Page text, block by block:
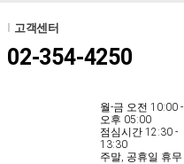
고객센터
02-354-4250
월-금 오전 10:00 -
오후 05:00
점심시간 12:30 -
13:30
주말, 공휴일 휴무